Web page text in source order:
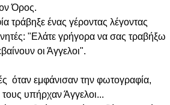
Όρος.
τράβηξε ένας γέροντας λέγοντας
"Ελάτε γρήγορα να σας τραβήξω
οι Άγγελοι".
όταν εμφάνισαν την φωτογραφία,
τους υπήρχαν Άγγελοι...